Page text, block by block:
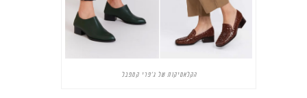
הקלאסיקות של ג'פרי קמפבל